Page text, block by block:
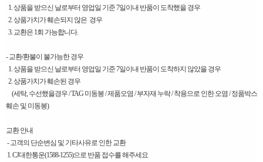
1. 상품을 받으신 날로부터 영업일 기준 7일이내 반품이 도착했을 경우
2. 상품가치가 훼손되지 않은 경우
3. 교환은 1회 가능합니다.
- 교환/환불이 불가능한 경우
1. 상품을 받으신 날로부터 영업일 기준 7일이내 반품이 도착하지 않았을 경우
2. 상품가치가 훼손된 경우
(세탁, 수선했을경우 / TAG 미동봉 / 제품오염 / 부자재 누락 / 착용으로 인한 오염 / 정품박스
훼손 및 미동봉)
교환 안내
- 고객의 단순변심 및 기타사유로 인한 교환
1. CJ대한통운(1588-1255)으로 반품 접수를 해주세요